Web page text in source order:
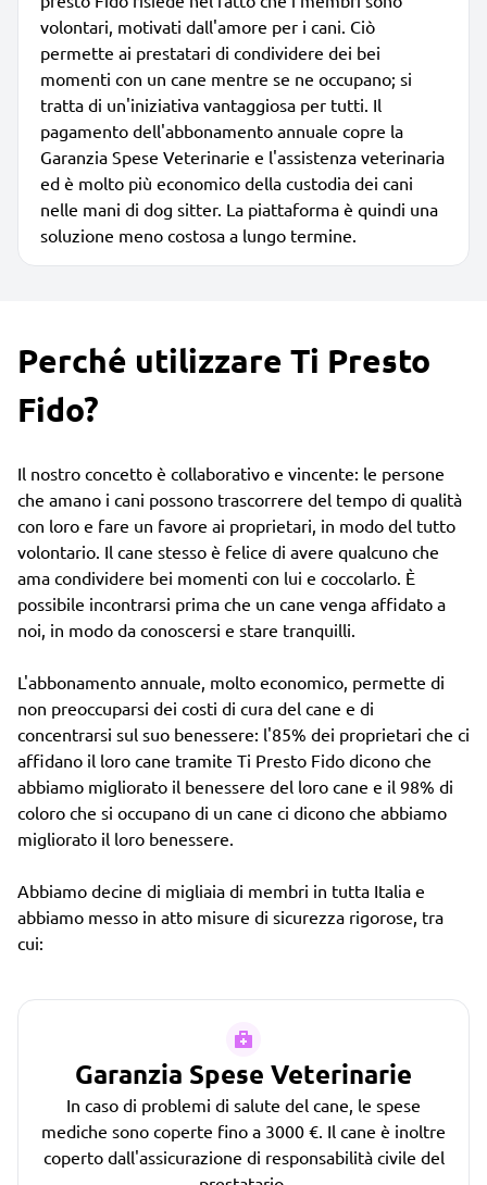
volontari, motivati dall'amore per i cani. Ciò
permette ai prestatari di condividere dei bei
momenti con un cane mentre se ne occupano; si
tratta di un'iniziativa vantaggiosa per tutti. Il
pagamento dell'abbonamento annuale copre la
Garanzia Spese Veterinarie e l'assistenza veterinaria
ed è molto più economico della custodia dei cani
nelle mani di dog sitter. La piattaforma è quindi una
soluzione meno costosa a lungo termine.
Perché utilizzare Ti Presto
Fido?
Il nostro concetto è collaborativo e vincente: le persone
che amano i cani possono trascorrere del tempo di qualità
con loro e fare un favore ai proprietari, in modo del tutto
volontario. Il cane stesso è felice di avere qualcuno che
ama condividere bei momenti con lui e coccolarlo. È
possibile incontrarsi prima che un cane venga affidato a
noi, in modo da conoscersi e stare tranquilli.
L'abbonamento annuale, molto economico, permette di
non preoccuparsi dei costi di cura del cane e di
concentrarsi sul suo benessere: l'85% dei proprietari che ci
affidano il loro cane tramite Ti Presto Fido dicono che
abbiamo migliorato il benessere del loro cane e il 98% di
coloro che si occupano di un cane ci dicono che abbiamo
migliorato il loro benessere.
Abbiamo decine di migliaia di membri in tutta Italia e
abbiamo messo in atto misure di sicurezza rigorose, tra
cui:
Garanzia Spese Veterinarie
In caso di problemi di salute del cane, le spese
mediche sono coperte fino a 3000 €. Il cane è inoltre
coperto dall'assicurazione di responsabilità civile del